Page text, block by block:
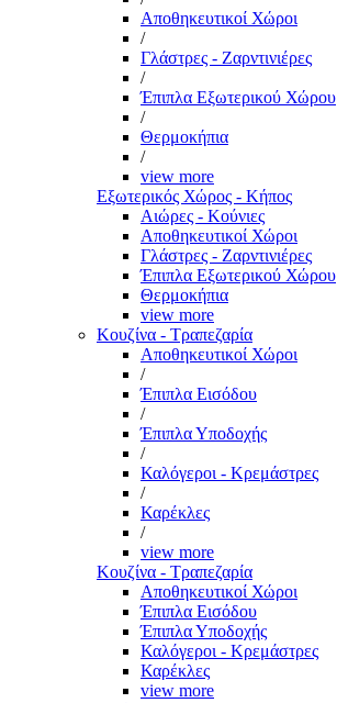
Αποθηκευτικοί Χώροι
/
Γλάστρες - Ζαρντινιέρες
/
Έπιπλα Εξωτερικού Χώρου
/
Θερμοκήπια
/
view more
Εξωτερικός Χώρος - Κήπος
Αιώρες - Κούνιες
Αποθηκευτικοί Χώροι
Γλάστρες - Ζαρντινιέρες
Έπιπλα Εξωτερικού Χώρου
Θερμοκήπια
view more
Κουζίνα - Τραπεζαρία
Αποθηκευτικοί Χώροι
/
Έπιπλα Εισόδου
/
Έπιπλα Υποδοχής
/
Καλόγεροι - Κρεμάστρες
/
Καρέκλες
/
view more
Κουζίνα - Τραπεζαρία
Αποθηκευτικοί Χώροι
Έπιπλα Εισόδου
Έπιπλα Υποδοχής
Καλόγεροι - Κρεμάστρες
Καρέκλες
view more